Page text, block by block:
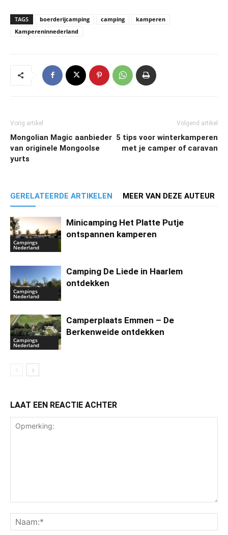
TAGS boerderijcamping camping
kamperen
Kampereninnederland
Vorig artikel
Mongolian Magic aanbieder
van originele Mongoolse
yurts
Volgend artikel
5 tips voor winterkamperen
met je camper of caravan
GERELATEERDE ARTIKELEN MEER VAN DEZE AUTEUR
Campings
Nederland
Minicamping Het Platte Putje
ontspannen kamperen
Campings
Nederland
Camping De Liede in Haarlem
ontdekken
Campings
Nederland
Camperplaats Emmen – De
Berkenweide ontdekken
LAAT EEN REACTIE ACHTER